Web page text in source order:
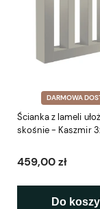
DARMOWA
Ścianka z lameli
skośnie - Kaszmir
459,00 zł
Do